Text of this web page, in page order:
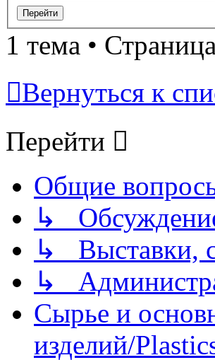
1 тема • Страница
Вернуться к
Перейти
Общие
↳ Обсуждение
↳ Выставки,
↳
Сырье и
изделий/